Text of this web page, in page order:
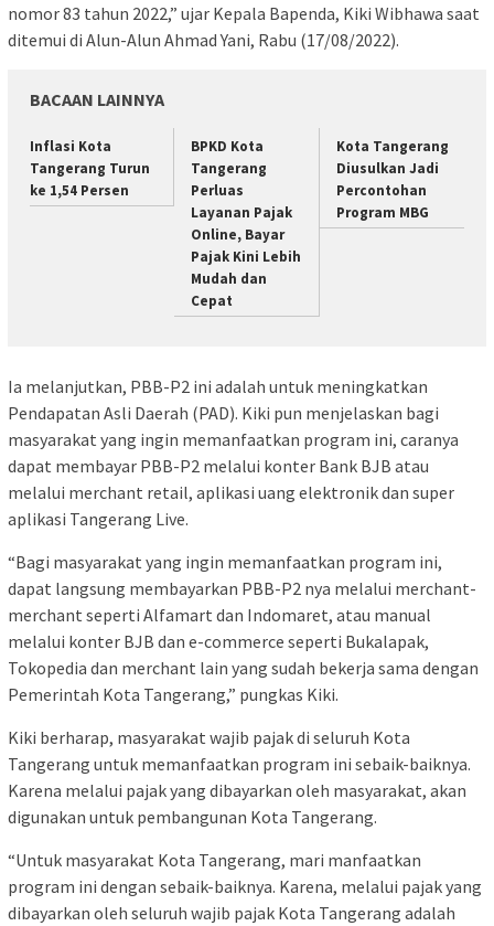
nomor 83 tahun 2022,” ujar Kepala Bapenda, Kiki Wibhawa saat
ditemui di Alun-Alun Ahmad Yani, Rabu (17/08/2022).
BACAAN LAINNYA
Inflasi Kota
Tangerang Turun
ke 1,54 Persen
BPKD Kota
Tangerang
Perluas
Layanan Pajak
Online, Bayar
Pajak Kini Lebih
Mudah dan
Cepat
Kota Tangerang
Diusulkan Jadi
Percontohan
Program MBG
Ia melanjutkan, PBB-P2 ini adalah untuk meningkatkan
Pendapatan Asli Daerah (PAD). Kiki pun menjelaskan bagi
masyarakat yang ingin memanfaatkan program ini, caranya
dapat membayar PBB-P2 melalui konter Bank BJB atau
melalui merchant retail, aplikasi uang elektronik dan super
aplikasi Tangerang Live.
“Bagi masyarakat yang ingin memanfaatkan program ini,
dapat langsung membayarkan PBB-P2 nya melalui merchant-
merchant seperti Alfamart dan Indomaret, atau manual
melalui konter BJB dan e-commerce seperti Bukalapak,
Tokopedia dan merchant lain yang sudah bekerja sama dengan
Pemerintah Kota Tangerang,” pungkas Kiki.
Kiki berharap, masyarakat wajib pajak di seluruh Kota
Tangerang untuk memanfaatkan program ini sebaik-baiknya.
Karena melalui pajak yang dibayarkan oleh masyarakat, akan
digunakan untuk pembangunan Kota Tangerang.
“Untuk masyarakat Kota Tangerang, mari manfaatkan
program ini dengan sebaik-baiknya. Karena, melalui pajak yang
dibayarkan oleh seluruh wajib pajak Kota Tangerang adalah